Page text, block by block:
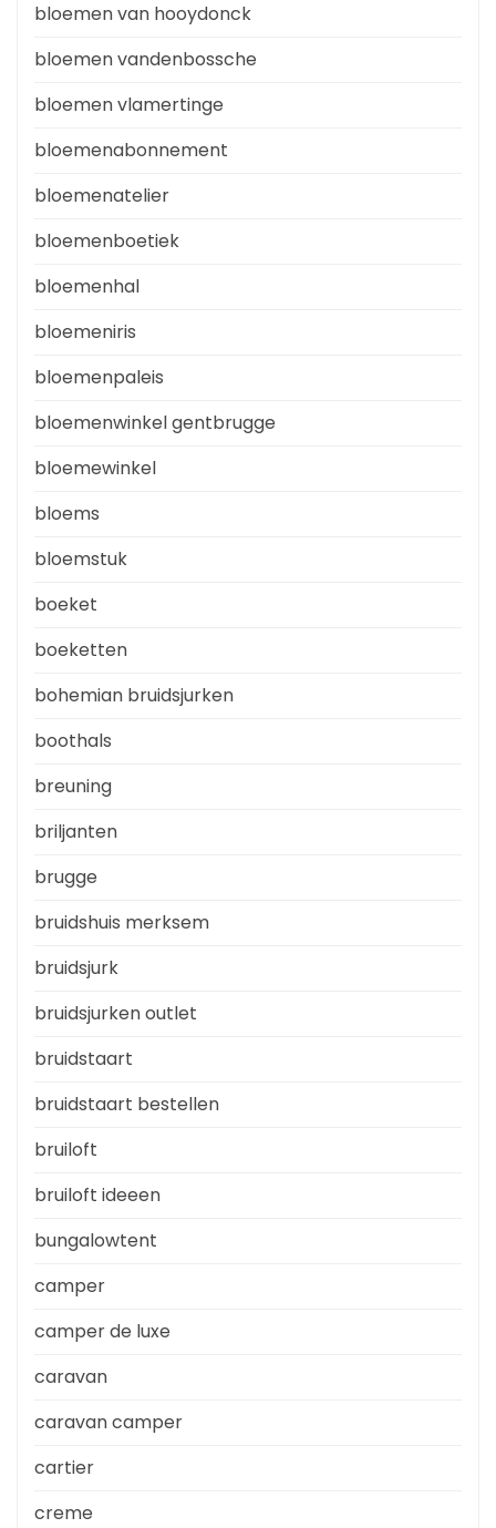
bloemen van hooydonck
bloemen vandenbossche
bloemen vlamertinge
bloemenabonnement
bloemenatelier
bloemenboetiek
bloemenhal
bloemeniris
bloemenpaleis
bloemenwinkel gentbrugge
bloemewinkel
bloems
bloemstuk
boeket
boeketten
bohemian bruidsjurken
boothals
breuning
briljanten
brugge
bruidshuis merksem
bruidsjurk
bruidsjurken outlet
bruidstaart
bruidstaart bestellen
bruiloft
bruiloft ideeen
bungalowtent
camper
camper de luxe
caravan
caravan camper
cartier
creme